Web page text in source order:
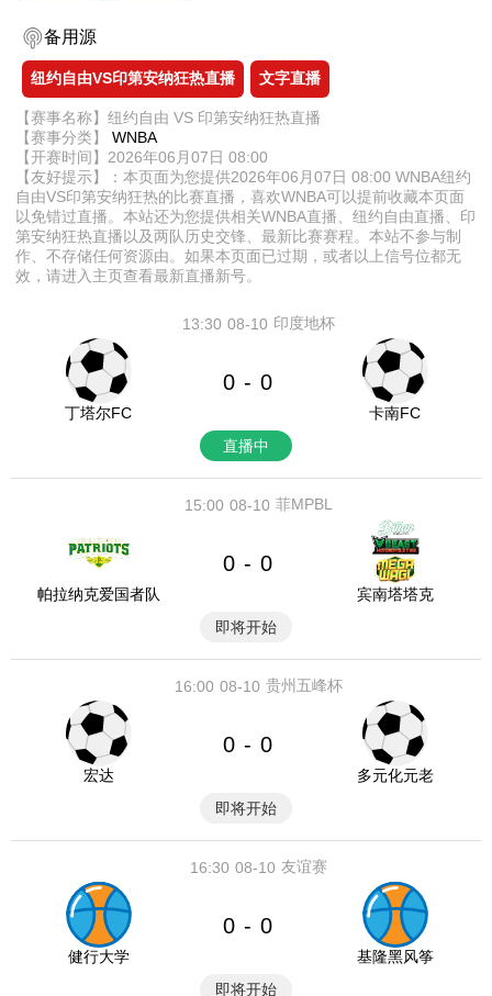
备用源
纽约自由VS印第安纳狂热直播 文字直播
【赛事名称】纽约自由 VS 印第安纳狂热直播
【赛事分类】 WNBA
【开赛时间】2026年06月07日 08:00
【友好提示】：本页面为您提供2026年06月07日 08:00 WNBA纽约
自由VS印第安纳狂热的比赛直播，喜欢WNBA可以提前收藏本页面
以免错过直播。本站还为您提供相关WNBA直播、纽约自由直播、印
第安纳狂热直播以及两队历史交锋、最新比赛赛程。本站不参与制
作、不存储任何资源由。如果本页面已过期，或者以上信号位都无
效，请进入主页查看最新直播新号。
08-10
13:30 印度地杯
丁塔尔FC
0 - 0
卡南FC
直播中
08-10
15:00 菲MPBL
帕拉纳克爱国者队
0 - 0
宾南塔塔克
即将开始
08-10
16:00 贵州五峰杯
宏达
0 - 0
多元化元老
即将开始
08-10
16:30 友谊赛
健行大学
0 - 0
基隆黑风筝
即将开始